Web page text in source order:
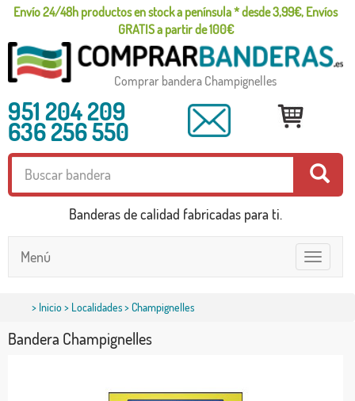
Envío 24/48h productos en stock a península * desde 3,99€, Envíos
GRATIS a partir de 100€
Comprar bandera Champignelles
951 204 209
636 256 550
Banderas de calidad fabricadas para ti.
Toggle
navigation
Menú
> Inicio> Localidades> Champignelles
Bandera Champignelles